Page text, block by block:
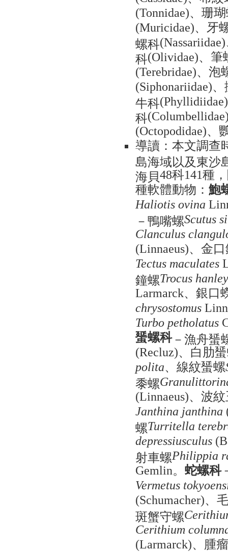
(Tonnidae)、珊
(Muricidae)、牙
螺科(Nassariidae)
科(Olividae)、筆
(Terebridae)、泡
(Siphonariidae)
牛科(Phyllidiidae)
科
(Octopodidae)、
導讀：本文調查
島海域以及東沙
海貝48科141種
種軟體動物： 鮑
Haliotis ovina
－鴨嘴螺Scutus
Clanculus
(Linnaeus)、金
Tectus maculates
鐘螺Trocus
Larmarck、銀口
chrysostomus
Turbo petholatus
蜑螺科－漁舟蜑
(Recluz)、白肋
polita、線紋蜑螺
黍螺
(Linnaeus)、波
Janthina janthina
螺Turritella
depressiusculus
射車螺Philippia
Gemlin。 蛇螺科
Vermetus
(Schumacher)、
斑蟹守螺
Cerithium
(Larmarck)、腫